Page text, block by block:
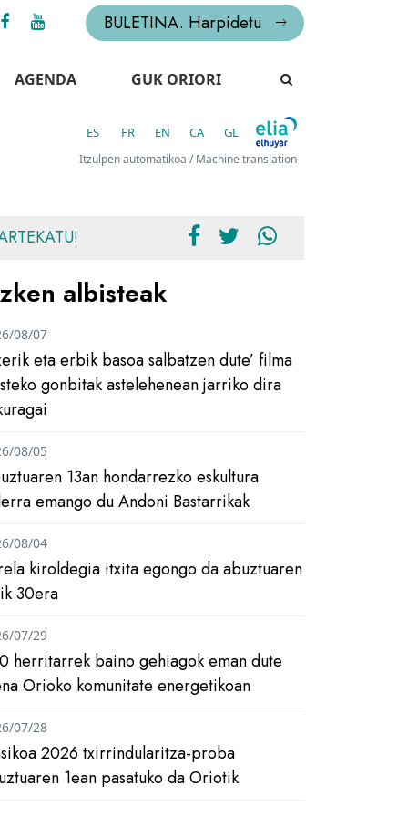
BULETINA. Harpidetu
AGENDA GUK ORIORI
ES FR EN CA GL
Itzulpen automatikoa / Machine translation
albisteak
eta erbik basoa salbatzen dute’ filma
gonbitak astelehenean jarriko dira
08/07
13an hondarrezko eskultura
emango du Andoni Bastarrikak
08/05
kiroldegia itxita egongo da abuztuaren
30era
08/04
herritarrek baino gehiagok eman dute
Orioko komunitate energetikoan
07/29
2026 txirrindularitza-proba
1ean pasatuko da Oriotik
07/28